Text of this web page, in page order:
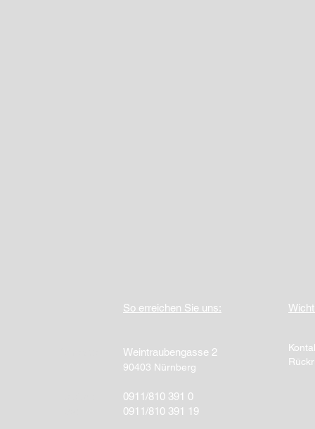
So erreichen Sie uns:
Weintraubengasse 2
90403 Nürnberg
0911/810 391 0
0911/810 391 19